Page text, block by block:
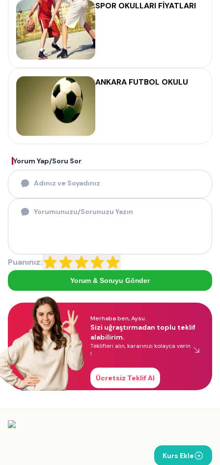
SPOR OKULLARI FİYATLARI
ANKARA FUTBOL OKULU
Yorum Yap/Soru Sor
Puanınız:
Yorum & Soruyu Gönder
Merhaba ben, Aysu.
Sizi uğraştırmadan toplu teklif
alabilirim.
Teklifleri alın, kararınızı kolayca verin
!
Ücretsiz Teklif Al
Kurs Ekle